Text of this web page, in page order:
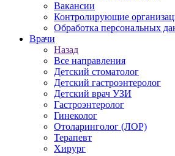
Вакансии
Контролирующие
Обработка персональных
Врачи
Назад
Все направления
Детский стоматолог
Детский гастроэнтеролог
Детский врач УЗИ
Гастроэнтеролог
Гинеколог
Отоларинголог (ЛОР)
Терапевт
Хирург